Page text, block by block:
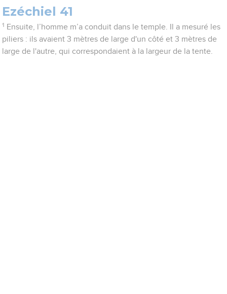
Ezéchiel 41
1 Ensuite, l’homme m’a conduit dans le temple. Il a mesuré les
piliers : ils avaient 3 mètres de large d'un côté et 3 mètres de
large de l'autre, qui correspondaient à la largeur de la tente.